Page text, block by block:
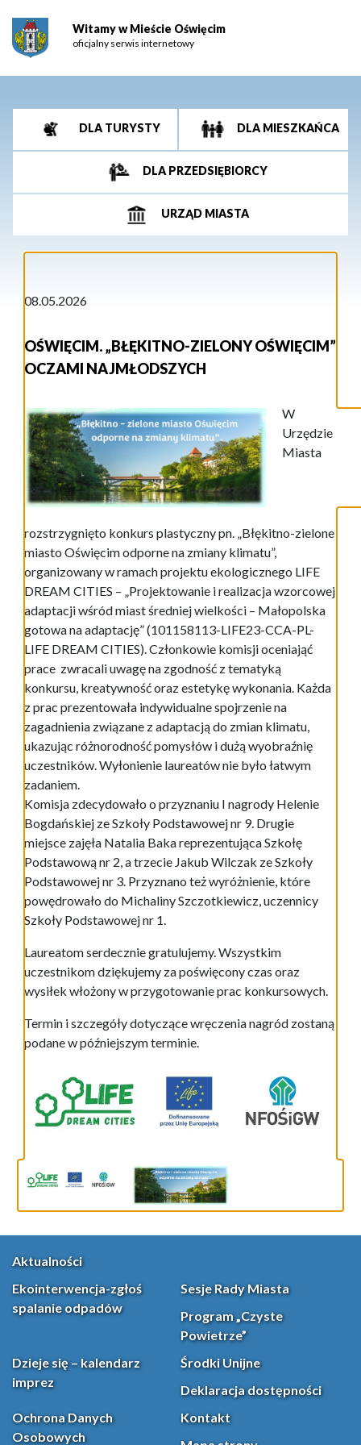
Witamy w Mieście Oświęcim
oficjalny serwis internetowy
DLA TURYSTY DLA MIESZKAŃCA
DLA PRZEDSIĘBIORCY
URZĄD MIASTA
08.05.2026
OŚWIĘCIM. „BŁĘKITNO-ZIELONY OŚWIĘCIM”
OCZAMI NAJMŁODSZYCH
W
Urzędzie
Miasta
rozstrzygnięto konkurs plastyczny pn. „Błękitno-zielone
miasto Oświęcim odporne na zmiany klimatu”,
organizowany w ramach projektu ekologicznego LIFE
DREAM CITIES – „Projektowanie i realizacja wzorcowej
adaptacji wśród miast średniej wielkości – Małopolska
gotowa na adaptację” (101158113-LIFE23-CCA-PL-
LIFE DREAM CITIES). Członkowie komisji oceniająć
prace zwracali uwagę na zgodność z tematyką
konkursu, kreatywność oraz estetykę wykonania. Każda
z prac prezentowała indywidualne spojrzenie na
zagadnienia związane z adaptacją do zmian klimatu,
ukazując różnorodność pomysłów i dużą wyobraźnię
uczestników. Wyłonienie laureatów nie było łatwym
zadaniem.
Komisja zdecydowało o przyznaniu I nagrody Helenie
Bogdańskiej ze Szkoły Podstawowej nr 9. Drugie
miejsce zajęła Natalia Baka reprezentująca Szkołę
Podstawową nr 2, a trzecie Jakub Wilczak ze Szkoły
Podstawowej nr 3. Przyznano też wyróżnienie, które
powędrowało do Michaliny Szczotkiewicz, uczennicy
Szkoły Podstawowej nr 1.
Laureatom serdecznie gratulujemy. Wszystkim
uczestnikom dziękujemy za poświęcony czas oraz
wysiłek włożony w przygotowanie prac konkursowych.
Termin i szczegóły dotyczące wręczenia nagród zostaną
podane w późniejszym terminie.
Aktualności
Ekointerwencja-zgłoś
spalanie odpadów
Sesje Rady Miasta
Program „Czyste
Powietrze”
Dzieje się – kalendarz
imprez
Środki Unijne
Deklaracja dostępności
Ochrona Danych
Osobowych
Kontakt